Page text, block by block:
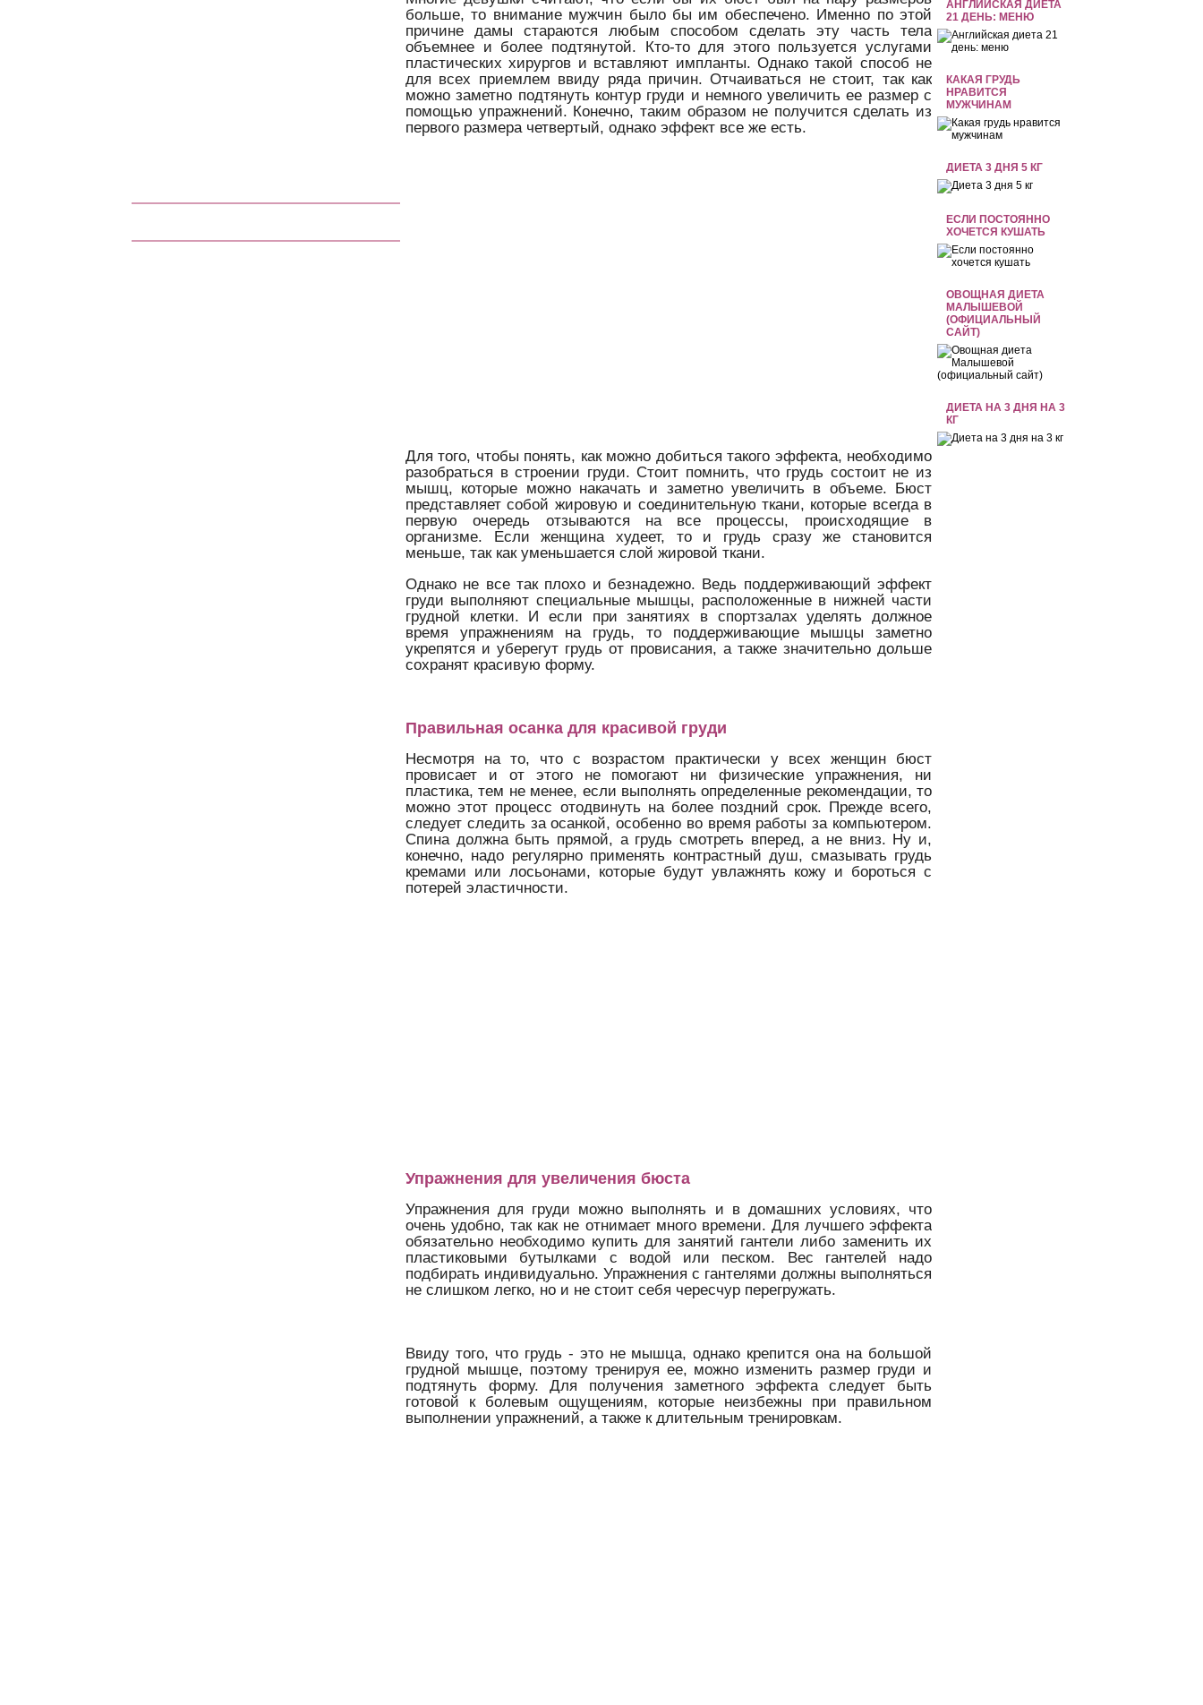
АНГЛИЙСКАЯ ДИЕТА
21 ДЕНЬ: МЕНЮ
КАКАЯ ГРУДЬ
НРАВИТСЯ
МУЖЧИНАМ
ДИЕТА 3 ДНЯ 5 КГ
ЕСЛИ ПОСТОЯННО
ХОЧЕТСЯ КУШАТЬ
ОВОЩНАЯ ДИЕТА
МАЛЫШЕВОЙ
(ОФИЦИАЛЬНЫЙ
САЙТ)
ДИЕТА НА 3 ДНЯ НА 3
КГ
больше, то внимание мужчин было бы им обеспечено. Именно по этой
причине дамы стараются любым способом сделать эту часть тела
объемнее и более подтянутой. Кто-то для этого пользуется услугами
пластических хирургов и вставляют импланты. Однако такой способ не
для всех приемлем ввиду ряда причин. Отчаиваться не стоит, так как
можно заметно подтянуть контур груди и немного увеличить ее размер с
помощью упражнений. Конечно, таким образом не получится сделать из
первого размера четвертый, однако эффект все же есть.
Для того, чтобы понять, как можно добиться такого эффекта, необходимо
разобраться в строении груди. Стоит помнить, что грудь состоит не из
мышц, которые можно накачать и заметно увеличить в объеме. Бюст
представляет собой жировую и соединительную ткани, которые всегда в
первую очередь отзываются на все процессы, происходящие в
организме. Если женщина худеет, то и грудь сразу же становится
меньше, так как уменьшается слой жировой ткани.
Однако не все так плохо и безнадежно. Ведь поддерживающий эффект
груди выполняют специальные мышцы, расположенные в нижней части
грудной клетки. И если при занятиях в спортзалах уделять должное
время упражнениям на грудь, то поддерживающие мышцы заметно
укрепятся и уберегут грудь от провисания, а также значительно дольше
сохранят красивую форму.
Правильная осанка для красивой груди
Несмотря на то, что с возрастом практически у всех женщин бюст
провисает и от этого не помогают ни физические упражнения, ни
пластика, тем не менее, если выполнять определенные рекомендации, то
можно этот процесс отодвинуть на более поздний срок. Прежде всего,
следует следить за осанкой, особенно во время работы за компьютером.
Спина должна быть прямой, а грудь смотреть вперед, а не вниз. Ну и,
конечно, надо регулярно применять контрастный душ, смазывать грудь
кремами или лосьонами, которые будут увлажнять кожу и бороться с
потерей эластичности.
Упражнения для увеличения бюста
Упражнения для груди можно выполнять и в домашних условиях, что
очень удобно, так как не отнимает много времени. Для лучшего эффекта
обязательно необходимо купить для занятий гантели либо заменить их
пластиковыми бутылками с водой или песком. Вес гантелей надо
подбирать индивидуально. Упражнения с гантелями должны выполняться
не слишком легко, но и не стоит себя чересчур перегружать.
Ввиду того, что грудь - это не мышца, однако крепится она на большой
грудной мышце, поэтому тренируя ее, можно изменить размер груди и
подтянуть форму. Для получения заметного эффекта следует быть
готовой к болевым ощущениям, которые неизбежны при правильном
выполнении упражнений, а также к длительным тренировкам.